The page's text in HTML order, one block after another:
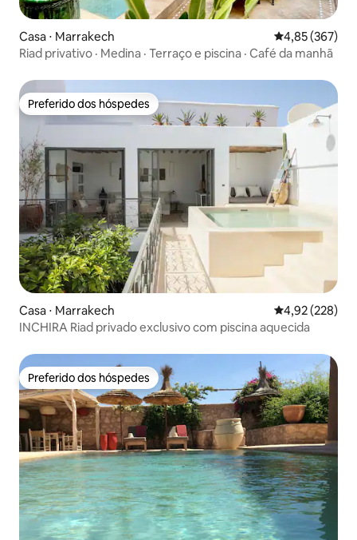
Casa ⋅ Marrakech 4,85 de uma
4,85 (367)
Riad privativo · Medina · Terraço e piscina · Café da manhã
Preferido dos hóspedes
Preferido dos hóspedes
Casa ⋅ Marrakech 4,92 de uma
4,92 (228)
INCHIRA Riad privado exclusivo com piscina aquecida
Preferido dos hóspedes
Preferido dos hóspedes